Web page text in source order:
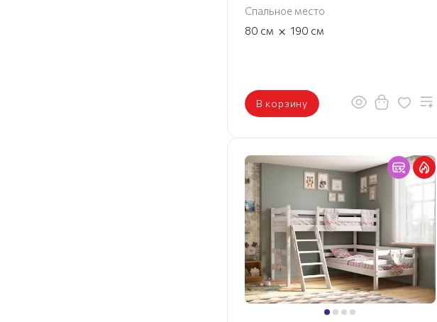
Спальное место
80 см × 190 см
В корзину